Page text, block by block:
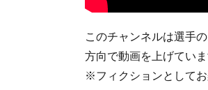
このチャンネルは選手
方向で動画を上げていま
※フィクションとして